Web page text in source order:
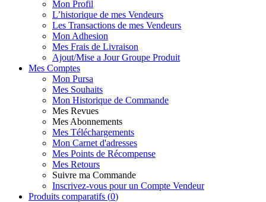
Mon Profil
L’historique de mes Vendeurs
Les Transactions de mes Vendeurs
Mon Adhesion
Mes Frais de Livraison
Ajout/Mise a Jour Groupe Produit
Mes Comptes
Mon Pursa
Mes Souhaits
Mon Historique de Commande
Mes Revues
Mes Abonnements
Mes Téléchargements
Mon Carnet d'adresses
Mes Points de Récompense
Mes Retours
Suivre ma Commande
Inscrivez-vous pour un Compte Vendeur
Produits comparatifs (0)